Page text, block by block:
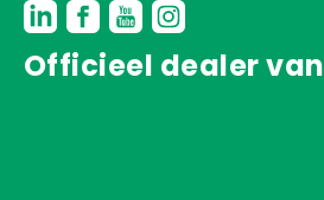
Officieel dealer van